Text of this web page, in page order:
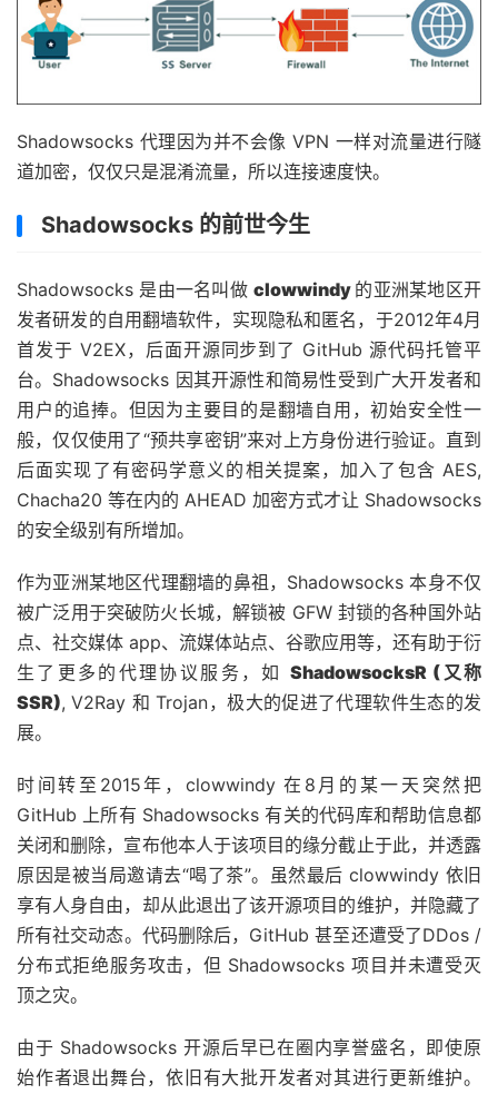
Shadowsocks 代理因为并不会像 VPN 一样对流量进行隧
道加密，仅仅只是混淆流量，所以连接速度快。
Shadowsocks 的前世今生
Shadowsocks 是由一名叫做clowwindy 的亚洲某地区开
发者研发的自用翻墙软件，实现隐私和匿名，于2012年4月
首发于 V2EX，后面开源同步到了 GitHub 源代码托管平
台。Shadowsocks 因其开源性和简易性受到广大开发者和
用户的追捧。但因为主要目的是翻墙自用，初始安全性一
般，仅仅使用了“预共享密钥”来对上方身份进行验证。直到
后面实现了有密码学意义的相关提案，加入了包含 AES,
Chacha20 等在内的 AHEAD 加密方式才让 Shadowsocks
的安全级别有所增加。
作为亚洲某地区代理翻墙的鼻祖，Shadowsocks 本身不仅
被广泛用于突破防火长城，解锁被 GFW 封锁的各种国外站
点、社交媒体 app、流媒体站点、谷歌应用等，还有助于衍
生了更多的代理协议服务，如 ShadowsocksR (又称
SSR), V2Ray 和 Trojan，极大的促进了代理软件生态的发
展。
时间转至2015年，clowwindy 在8月的某一天突然把
GitHub 上所有 Shadowsocks 有关的代码库和帮助信息都
关闭和删除，宣布他本人于该项目的缘分截止于此，并透露
原因是被当局邀请去“喝了茶”。虽然最后 clowwindy 依旧
享有人身自由，却从此退出了该开源项目的维护，并隐藏了
所有社交动态。代码删除后，GitHub 甚至还遭受了DDos /
分布式拒绝服务攻击，但 Shadowsocks 项目并未遭受灭
顶之灾。
由于 Shadowsocks 开源后早已在圈内享誉盛名，即使原
始作者退出舞台，依旧有大批开发者对其进行更新维护。